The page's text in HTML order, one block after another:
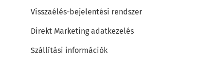
Visszaélés-bejelentési rendszer
Direkt Marketing adatkezelés
Szállítási információk